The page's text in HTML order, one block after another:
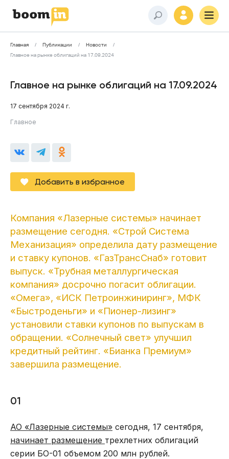
Главная Публикации
Новости
Главное на рынке облигаций на 17.09.2024
Главное на рынке облигаций на 17.09.2024
17 сентября 2024 г.
Главное
Добавить в избранное
Компания «Лазерные системы» начинает
размещение сегодня. «Строй Система
Механизация» определила дату размещение
и ставку купонов. «ГазТрансСнаб» готовит
выпуск. «Трубная металлургическая
компания» досрочно погасит облигации.
«Омега», «ИСК Петроинжиниринг», МФК
«Быстроденьги» и «Пионер-лизинг»
установили ставки купонов по выпускам в
обращении. «Солнечный свет» улучшил
кредитный рейтинг. «Бианка Премиум»
завершила размещение.
01
АО «Лазерные системы» сегодня, 17 сентября,
начинает размещение трехлетних облигаций
серии БО-01 объемом 200 млн рублей.